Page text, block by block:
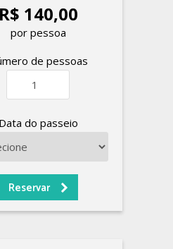
R$ 140,00
por pessoa
de pessoas
Data do passeio